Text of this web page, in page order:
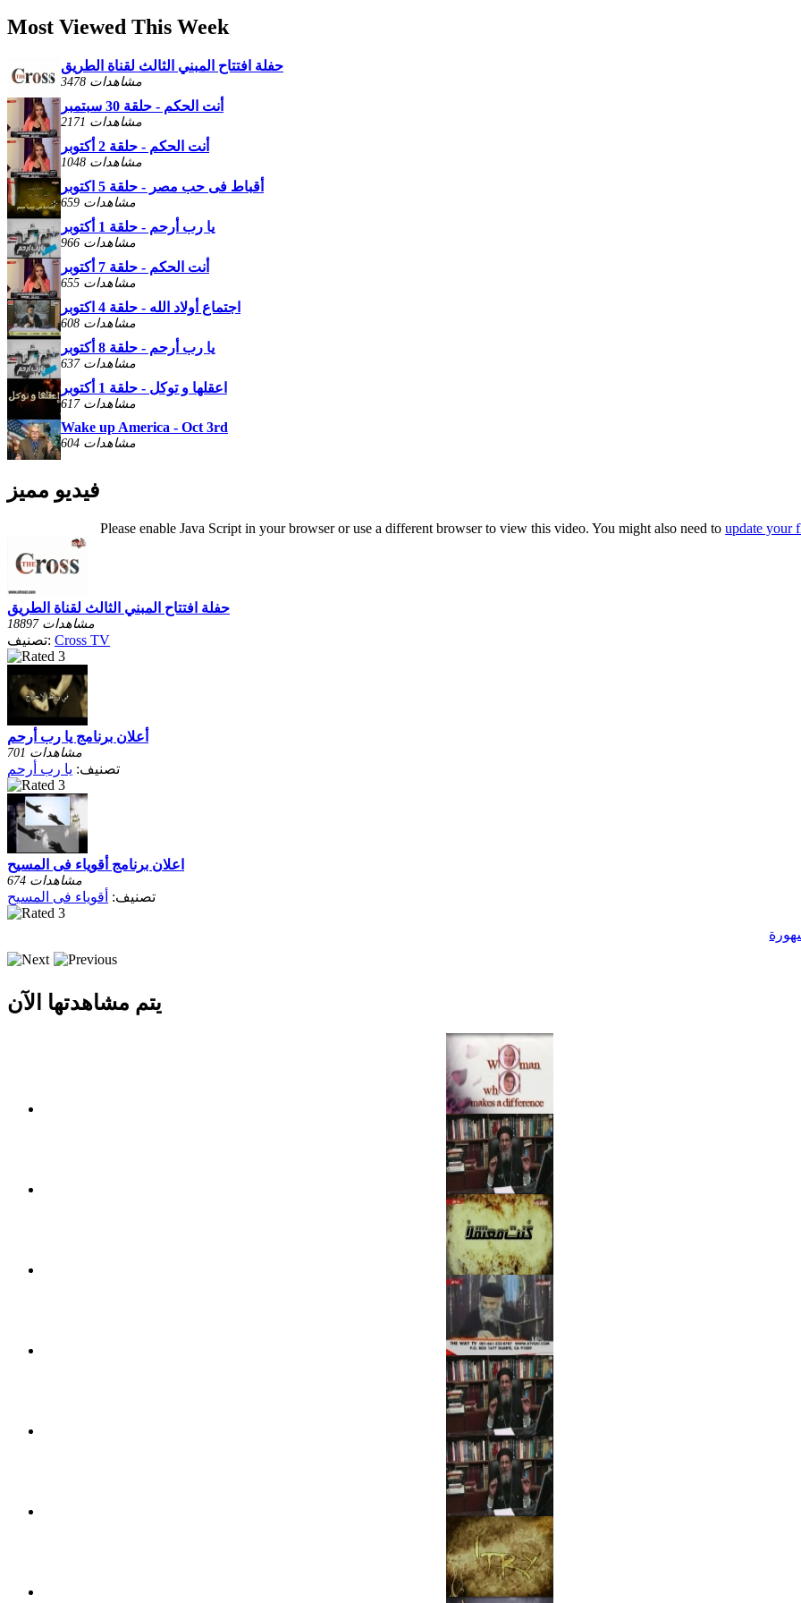
Most Viewed This Week
حفلة افتتاح المبني الثالث لقناة الطريق
3478 مشاهدات
أنت الحكم - حلقة 30 سبتمبر
2171 مشاهدات
أنت الحكم - حلقة 2 أكتوبر
1048 مشاهدات
أقباط فى حب مصر - حلقة 5 اكتوبر
659 مشاهدات
يا رب أرحم - حلقة 1 أكتوبر
966 مشاهدات
أنت الحكم - حلقة 7 أكتوبر
655 مشاهدات
اجتماع أولاد الله - حلقة 4 اكتوبر
608 مشاهدات
يا رب أرحم - حلقة 8 أكتوبر
637 مشاهدات
اعقلها و توكل - حلقة 1 أكتوبر
617 مشاهدات
Wake up America - Oct 3rd
604 مشاهدات
فيديو مميز
Please enable Java Script in your browser or use a different browser to view this video. You might also need toupdate your
حفلة افتتاح المبني الثالث لقناة الطريق
18897 مشاهدات
تصنيف: Cross TV
أعلان برنامج يا رب أرحم
701 مشاهدات
تصنيف: يا رب أرحم
اعلان برنامج أقوياء فى المسيح
674 مشاهدات
تصنيف: أقوياء فى المسيح
يتم مشاهدتها الآن